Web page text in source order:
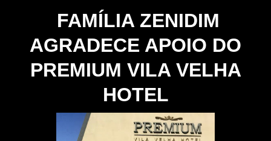
FAMÍLIA ZENIDIM
AGRADECE APOIO DO
PREMIUM VILA VELHA
HOTEL